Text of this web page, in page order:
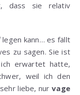
dass sie relativ
legen kann… es fällt
zu sagen. Sie ist
erwartet hatte,
weil ich den
liebe, nurvage